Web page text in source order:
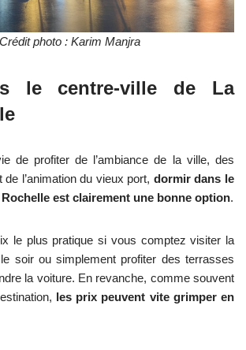
Crédit photo : Karim Manjra
le centre-ville de La
de profiter de l’ambiance de la ville, des
l’animation du vieux port, dormir dans le
est clairement une bonne option.
le plus pratique si vous comptez visiter la
soir ou simplement profiter des terrasses
la voiture. En revanche, comme souvent
les prix peuvent vite grimper en